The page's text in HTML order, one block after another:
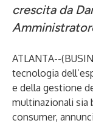
crescita da
ATLANTA--(
tecnologia
e della gestione
multinazionali sia
consumer,